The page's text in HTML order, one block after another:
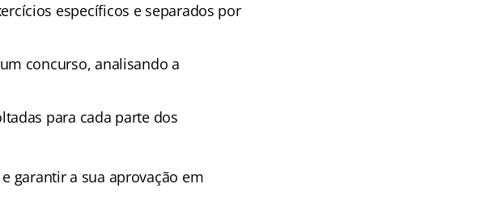
específicos e separados por
concurso, analisando a
para cada parte dos
garantir a sua aprovação em